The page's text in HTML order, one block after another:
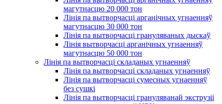
магутнасцю 20 000 тон
Лінія па вытворчасці арганічных угнаенняў
магутнасцю 30 000 тон
Лінія па вытворчасці грануляваных дыскаў
Лінія вытворчасці арганічных угнаенняў
магутнасцю 50 000 тон
Лінія па вытворчасці складаных угнаенняў
Лінія па вытворчасці складаных угнаенняў
Лінія па вытворчасці сумесных угнаенняў
без сушкі
Лінія па вытворчасці грануляванай экструзіі